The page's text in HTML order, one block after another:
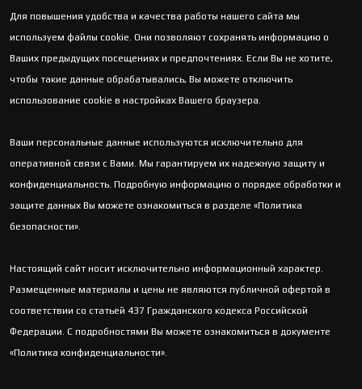
Для повышения удобства и качества работы нашего сайта мы
используем файлы cookie. Они позволяют сохранять информацию о
Ваших предыдущих посещениях и предпочтениях. Если Вы не хотите,
чтобы такие данные обрабатывались, Вы можете отключить
использование cookie в настройках Вашего браузера.
Ваши персональные данные используются исключительно для
оперативной связи с Вами. Мы гарантируем их надежную защиту и
конфиденциальность. Подробную информацию о порядке обработки и
защите данных Вы можете ознакомиться в разделе «Политика
безопасности».
Настоящий сайт носит исключительно информационный характер.
Размещенные материалы и цены не являются публичной офертой в
соответствии со статьей 437 Гражданского кодекса Российской
Федерации. С подробностями Вы можете ознакомиться в документе
«Политика конфиденциальности».